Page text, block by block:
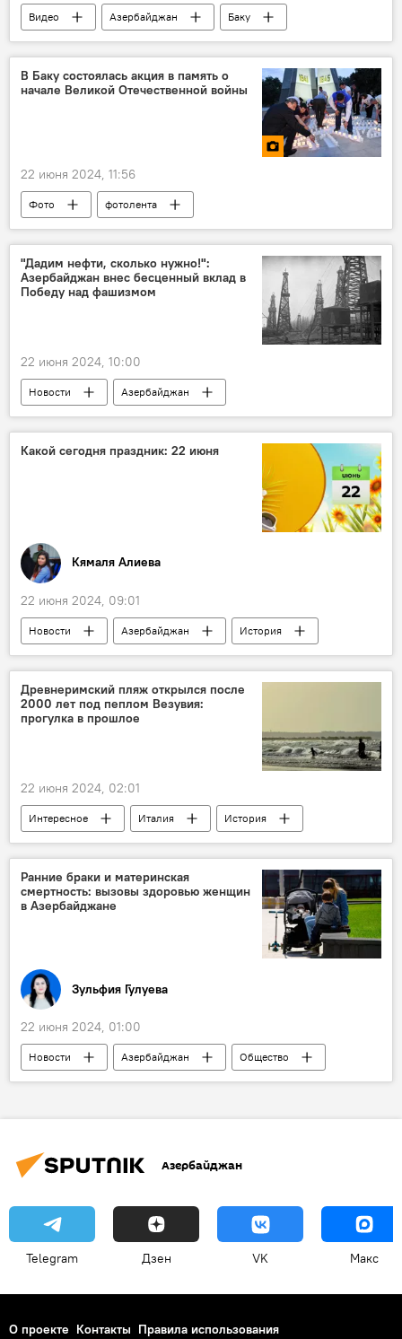
Видео Азербайджан
Баку
мэр
Алиш Лемберанский
Бахрам Багирзаде
Гейдар Алиев
Дворец Гейдара Алиева
В Баку состоялась акция в память о
начале Великой Отечественной войны
22 июня 2024, 11:56
Фото фотолента
"Дадим нефти, сколько нужно!":
Азербайджан внес бесценный вклад в
Победу над фашизмом
22 июня 2024, 10:00
Новости
Азербайджан
Великая Отечественная война
Великая Победа
фашизм
История
Вклад в Победу в Великой Отечественной войне
Какой сегодня праздник: 22 июня
Кямаля Алиева
22 июня 2024, 09:01
Новости Азербайджан
История
Россия
СССР
События и даты
Кто сегодня родился
Какой сегодня праздник
Культура
США
Великая Отечественная война
Иран
Землетрясение
Афганистан
Общество
Древнеримский пляж открылся после
2000 лет под пеплом Везувия:
прогулка в прошлое
22 июня 2024, 02:01
Интересное Италия
История
Вулкан
Пляж
Ранние браки и материнская
смертность: вызовы здоровью женщин
в Азербайджане
Зульфия Гулуева
22 июня 2024, 01:00
Новости Азербайджан
Общество
смертность
Материнство
Талассемия
врожденные заболевания
Азербайджан
Telegram Дзен VK Макс
О проекте Контакты Правила использования